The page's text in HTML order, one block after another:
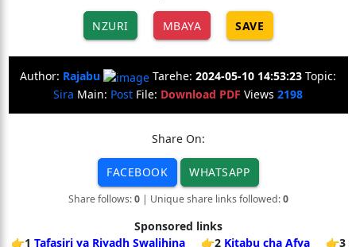
NZURI MBAYA SAVE
Author: Rajabu Tarehe: 2024-05-10 14:53:23 Topic:
Sira Main: Post File: Download PDF Views 2198
Share On:
FACEBOOK WHATSAPP
Share follows:0| Unique share links followed:0
Sponsored links
👉1 Tafasiri ya Riyadh Swalihina 👉2 Kitabu cha Afya
👉3